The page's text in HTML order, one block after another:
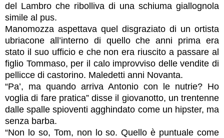
del Lambro che ribolliva di una schiuma giallognola
simile al pus.
Manomozza aspettava quel disgraziato di un ortista
ubriacone all’interno di quello che anni prima era
stato il suo ufficio e che non era riuscito a passare al
figlio Tommaso, per il calo improvviso delle vendite di
pellicce di castorino. Maledetti anni Novanta.
“Pa’, ma quando arriva Antonio con le nutrie? Ho
voglia di fare pratica” disse il giovanotto, un trentenne
dalle spalle spioventi agghindato come un hipster, ma
senza barba.
“Non lo so, Tom, non lo so. Quello è puntuale come